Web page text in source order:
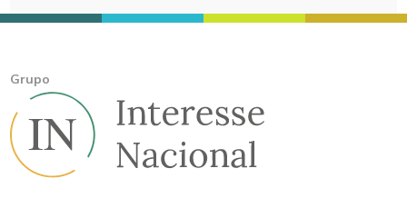
Grupo